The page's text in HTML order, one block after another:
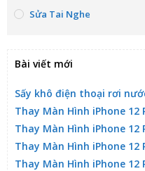
Sửa Tai Nghe
Bài viết mới
Sấy khô điện thoại rơi
Thay Màn Hình iPhone
Thay Màn Hình iPhone 12
Thay Màn Hình iPhone 12
Thay Màn Hình iPhone 12